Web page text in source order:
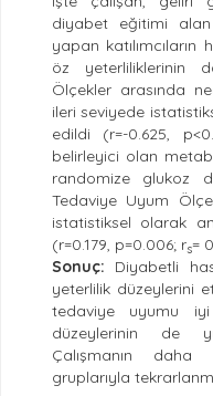
diyabet eğitimi
yapan
öz yeterliliklerinin
Ölçekler arasında
ileri seviyede
edildi (r=-0.625,
belirleyici olan
randomize glukoz
Tedaviye Uyum
istatistiksel olarak
(r=0.179, p=0.006; rs=
Sonuç: Diyabetli
yeterlilik düzeylerini
tedaviye uyumu
düzeylerinin de
Çalışmanın
gruplarıyla